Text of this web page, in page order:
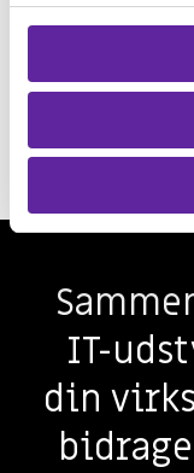
der gør IT-driften
LÆS CASEN
IT-
din